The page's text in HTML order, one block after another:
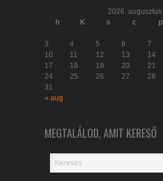
2026. augusztus
h
K s c p
3
4 5 6 7
10
11 12 13 14
17
18 19 20 21
24
25 26 27 28
31
« aug
MEGTALÁLOD, AMIT KERESŐ